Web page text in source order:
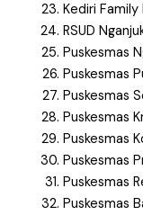
Kediri Family
RSUD
Puskesmas
Puskesmas
Puskesmas
Puskesmas
Puskesmas
Puskesmas
Puskesmas
Puskesmas